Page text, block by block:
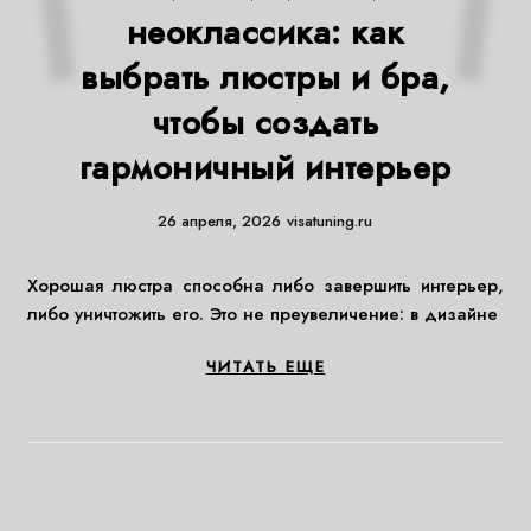
неоклассика: как
выбрать люстры и бра,
чтобы создать
гармоничный интерьер
26 апреля, 2026 visatuning.ru
Хорошая люстра способна либо завершить интерьер,
либо уничтожить его. Это не преувеличение: в дизайне
ЧИТАТЬ ЕЩЕ